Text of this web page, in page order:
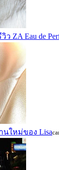
ZA Eau de
านใหม่ของ Lisa